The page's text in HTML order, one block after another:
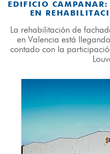
EDIFICIO CAMPANAR:
EN
La rehabilitación de
en Valencia está
contado con la